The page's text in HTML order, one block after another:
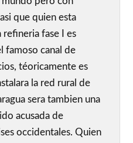
que quien esta
fase I es
famoso canal de
téoricamente es
la red rural de
sera tambien una
acusada de
occidentales. Quien